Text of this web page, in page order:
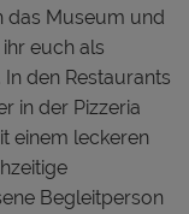
das Museum und
euch als
den Restaurants
in der Pizzeria
einem leckeren
Begleitperson